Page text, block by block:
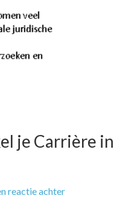
je Carrière in
reactie achterop